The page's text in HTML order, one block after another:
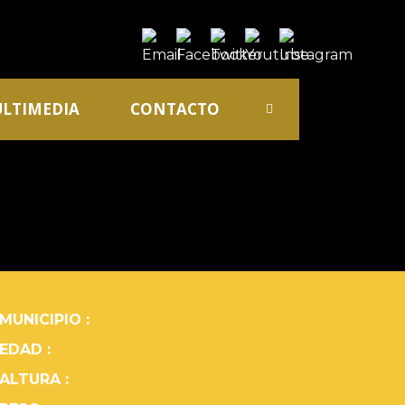
CONTACTO
MUNICIPIO :
EDAD :
ALTURA :